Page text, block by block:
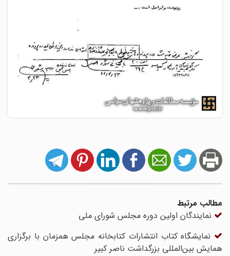
مطالب مرتبط
نمایندگان اولین دوره مجلس شورای ملی
نمایشگاه کتاب انتشارات کتابخانه مجلس همزمان با برگزاری
همایش بین‌المللی بزرگداشت ناصر کبیر